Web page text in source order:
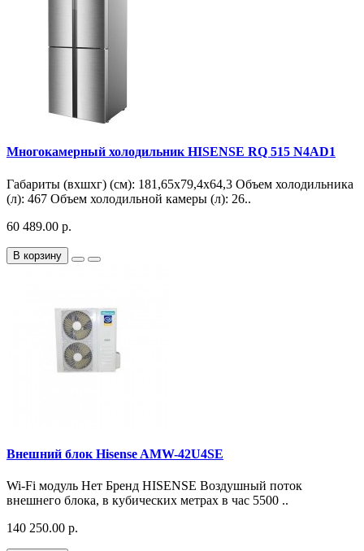
Многокамерный холодильник HISENSE RQ 515 N4AD1
Габариты (вхшхг) (см): 181,65х79,4х64,3 Объем холодильника
(л): 467 Объем холодильной камеры (л): 26..
60 489.00 р.
В корзину
Внешний блок Hisense AMW-42U4SE
Wi-Fi модуль Нет Бренд HISENSE Воздушный поток
внешнего блока, в кубических метрах в час 5500 ..
140 250.00 р.